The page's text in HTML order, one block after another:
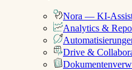
Nora — KI-
Analytics &
Drive &